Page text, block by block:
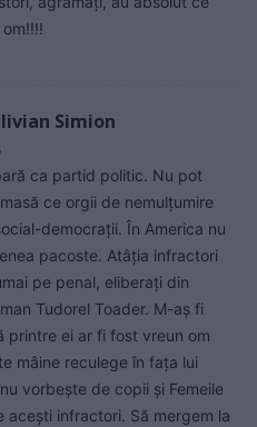
Simion
ca partid politic. Nu pot
ce orgii de nemulțumire
democrații. În America nu
pacoste. Atâția infractori
pe penal, eliberați din
Tudorel Toader. M-aş fi
printre ei ar fi fost vreun om
mâine reculege în fața lui
vorbeşte de copii şi Femeile
acești infractori. Să mergem la